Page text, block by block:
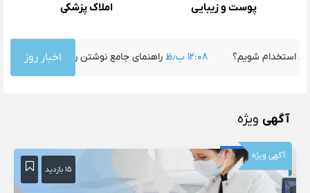
پوست و زیبایی املاک پزشکی
اخبار روز ۱۲:۰۸ ب٫ظ راهنمای جامع نوشتن رزومه دندانپزشکی استخدام شویم؟
آگهی ویژه
آگهی ویژه
۱۵ بازدید